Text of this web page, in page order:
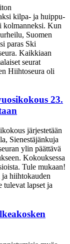
kilpa- ja huippu-
kolmanneksi. Kun
Suomen
paras Ski
Kaikkiaan
seurat
Hiihtoseura oli
23.
järjestetään
Sienestäjänkuja
ylin päättävä
Kokouksessa
Tule mukaan!
hiihtokauden
tulevat lapset ja